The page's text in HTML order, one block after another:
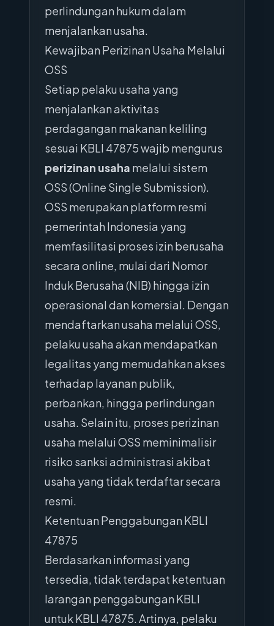
perlindungan hukum dalam
menjalankan usaha.
Kewajiban Perizinan Usaha Melalui
OSS
Setiap pelaku usaha yang
menjalankan aktivitas
perdagangan makanan keliling
sesuai KBLI 47875 wajib mengurus
perizinan usaha melalui sistem
OSS (Online Single Submission).
OSS merupakan platform resmi
pemerintah Indonesia yang
memfasilitasi proses izin berusaha
secara online, mulai dari Nomor
Induk Berusaha (NIB) hingga izin
operasional dan komersial. Dengan
mendaftarkan usaha melalui OSS,
pelaku usaha akan mendapatkan
legalitas yang memudahkan akses
terhadap layanan publik,
perbankan, hingga perlindungan
usaha. Selain itu, proses perizinan
usaha melalui OSS meminimalisir
risiko sanksi administrasi akibat
usaha yang tidak terdaftar secara
resmi.
Ketentuan Penggabungan KBLI
47875
Berdasarkan informasi yang
tersedia, tidak terdapat ketentuan
larangan penggabungan KBLI
untuk KBLI 47875. Artinya, pelaku